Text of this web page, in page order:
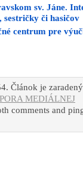
sv. Jáne.
sestričky či hasičov
centrum pre
Článok je
MEDIÁLNEJ
comments and